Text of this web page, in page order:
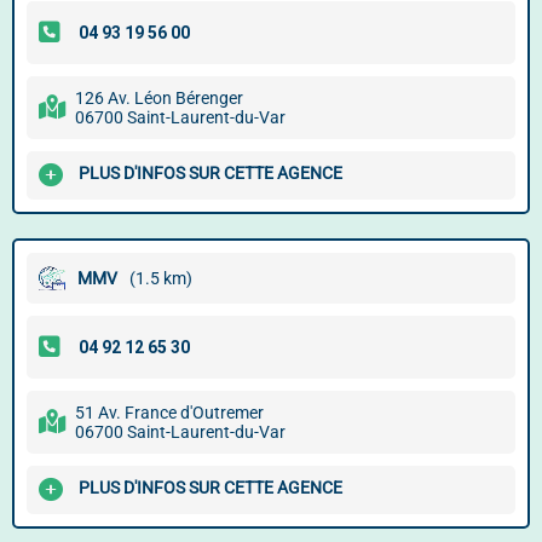
126 Av. Léon Bérenger
06700 Saint-Laurent-du-Var
PLUS D'INFOS SUR CETTE AGENCE
MMV (1.5 km)
51 Av. France d'Outremer
06700 Saint-Laurent-du-Var
PLUS D'INFOS SUR CETTE AGENCE